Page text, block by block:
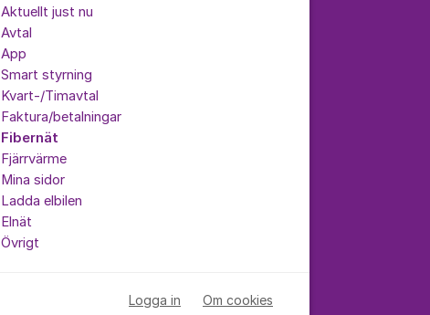
Aktuellt just nu
Avtal
App
Smart styrning
Kvart-/Timavtal
Faktura/betalningar
Fibernät
Fjärrvärme
Mina sidor
Ladda elbilen
Elnät
Övrigt
Logga in Om cookies